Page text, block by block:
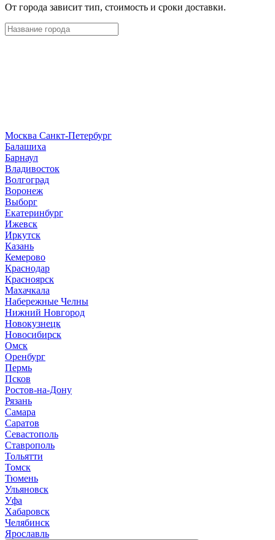
От города зависит тип, стоимость и сроки доставки.
Москва Санкт-Петербург
Балашиха
Барнаул
Владивосток
Волгоград
Воронеж
Выборг
Екатеринбург
Ижевск
Иркутск
Казань
Кемерово
Краснодар
Красноярск
Махачкала
Набережные Челны
Нижний Новгород
Новокузнецк
Новосибирск
Омск
Оренбург
Пермь
Псков
Ростов-на-Дону
Рязань
Самара
Саратов
Севастополь
Ставрополь
Тольятти
Томск
Тюмень
Ульяновск
Уфа
Хабаровск
Челябинск
Ярославль